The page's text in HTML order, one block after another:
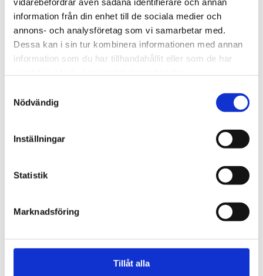
information från din enhet till de sociala medier och
annons- och analysföretag som vi samarbetar med.
Dessa kan i sin tur kombinera informationen med annan
information som du har tillhandahållit eller som de har
Nödvändig
Inställningar
Statistik
Marknadsföring
Tillåt alla
Alingsås
Israels sommarkonferens